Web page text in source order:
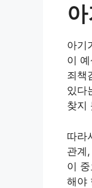
아기
이
죄책
있다
찾지
따라
관계
이
해야